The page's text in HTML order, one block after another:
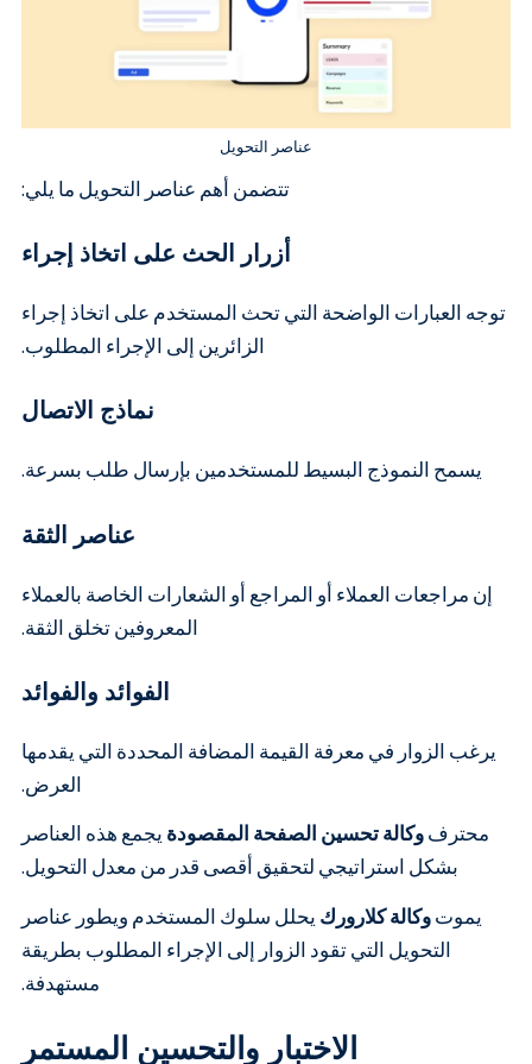
عناصر التحويل
تتضمن أهم عناصر التحويل ما يلي:
أزرار الحث على اتخاذ إجراء
توجه العبارات الواضحة التي تحث المستخدم على اتخاذ إجراء
الزائرين إلى الإجراء المطلوب.
نماذج الاتصال
يسمح النموذج البسيط للمستخدمين بإرسال طلب بسرعة.
عناصر الثقة
إن مراجعات العملاء أو المراجع أو الشعارات الخاصة بالعملاء
المعروفين تخلق الثقة.
الفوائد والفوائد
يرغب الزوار في معرفة القيمة المضافة المحددة التي يقدمها
العرض.
محترفوكالة تحسين الصفحة المقصودة يجمع هذه العناصر
بشكل استراتيجي لتحقيق أقصى قدر من معدل التحويل.
يموتوكالة كلارورك يحلل سلوك المستخدم ويطور عناصر
التحويل التي تقود الزوار إلى الإجراء المطلوب بطريقة
مستهدفة.
الاختبار والتحسين المستمر